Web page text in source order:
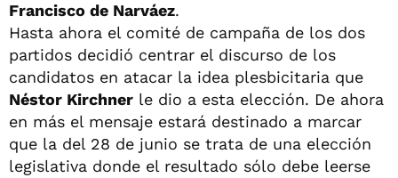
Francisco de Narváez.
Hasta ahora el comité de campaña de los dos
partidos decidió centrar el discurso de los
candidatos en atacar la idea plesbicitaria que
Néstor Kirchner le dio a esta elección. De ahora
en más el mensaje estará destinado a marcar
que la del 28 de junio se trata de una elección
legislativa donde el resultado sólo debe leerse